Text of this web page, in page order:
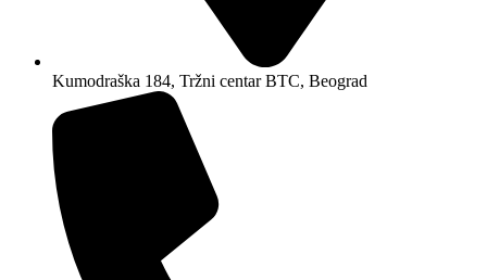
Kumodraška 184, Tržni centar BTC, Beograd